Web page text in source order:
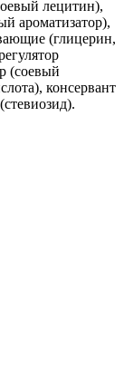
лецитин),
ароматизатор),
(глицерин,
(соевый
консервант